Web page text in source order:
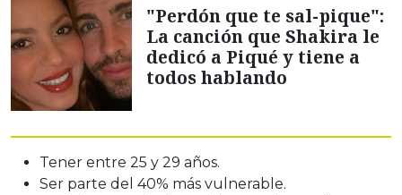
"Perdón que te sal-pique":
La canción que Shakira le
dedicó a Piqué y tiene a
todos hablando
Tener entre 25 y 29 años.
Ser parte del 40% más vulnerable.